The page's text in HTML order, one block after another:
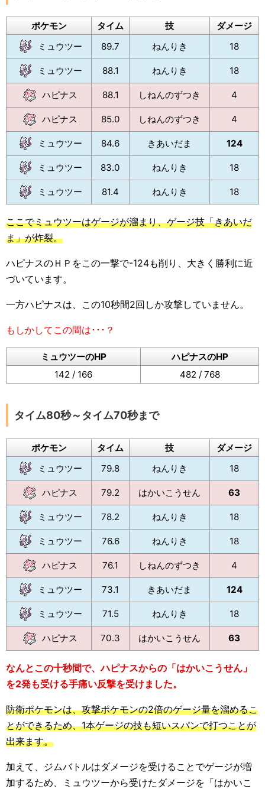
ポケモン タイム 技
ダメージ
ミュウツー
89.7 ねんりき 18
ミュウツー 88.1 ねんりき 18
ハピナス 88.1 しねんのずつき 4
ハピナス 85.0 しねんのずつき 4
ミュウツー 84.6 きあいだま 124
ミュウツー 83.0 ねんりき 18
ミュウツー 81.4 ねんりき 18
ここでミュウツーはゲージが溜まり、ゲージ技「きあいだ
ま」が炸裂。
ハピナスのＨＰをこの一撃で-124も削り、大きく勝利に近
づいています。
一方ハピナスは、この10秒間2回しか攻撃していません。
もしかしてこの間は･･･？
ミュウツーのHP
ハピナスのHP
142 / 166
482 / 768
タイム80秒～タイム70秒まで
ポケモン タイム 技
ダメージ
ミュウツー
79.8 ねんりき 18
ハピナス 79.2 はかいこうせん 63
ミュウツー 78.2 ねんりき 18
ミュウツー 76.6 ねんりき 18
ハピナス 76.1 しねんのずつき 4
ミュウツー 73.1 きあいだま 124
ミュウツー 71.5 ねんりき 18
ハピナス 70.3 はかいこうせん 63
なんとこの十秒間で、ハピナスからの「はかいこうせん」
を2発も受ける手痛い反撃を受けました。
防衛ポケモンは、攻撃ポケモンの2倍のゲージ量を溜めるこ
とができるため、1本ゲージの技も短いスパンで打つことが
出来ます。
加えて、ジムバトルはダメージを受けることでゲージが増
加するため、ミュウツーから受けたダメージを「はかいこ